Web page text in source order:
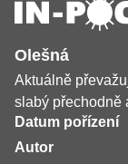
Olešná
Aktuálně
slabý přechodně
Datum pořízení
Autor